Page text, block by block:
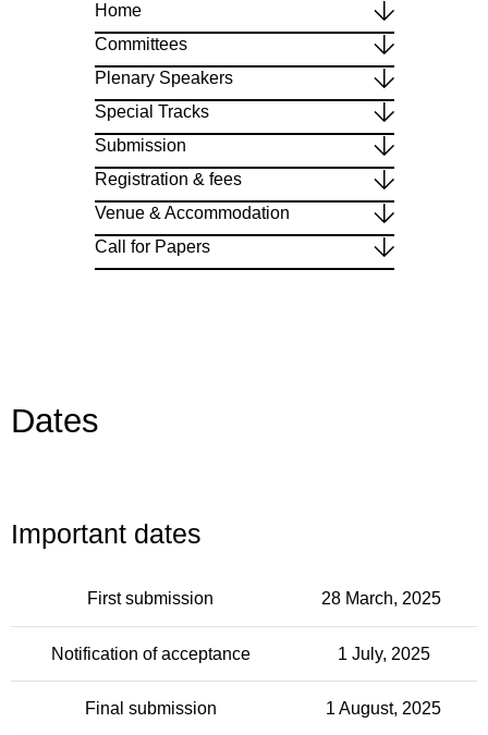
Home
Committees
Plenary Speakers
Special Tracks
Submission
Registration & fees
Venue & Accommodation
Call for Papers
Dates
Important dates
First submission 28 March, 2025
Notification of acceptance 1 July, 2025
Final submission 1 August, 2025